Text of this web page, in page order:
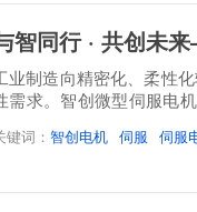
智同行 · 共创未
业制造向精密化、柔性
需求。智创微型伺服电
键词： 智创电机 伺服 伺服